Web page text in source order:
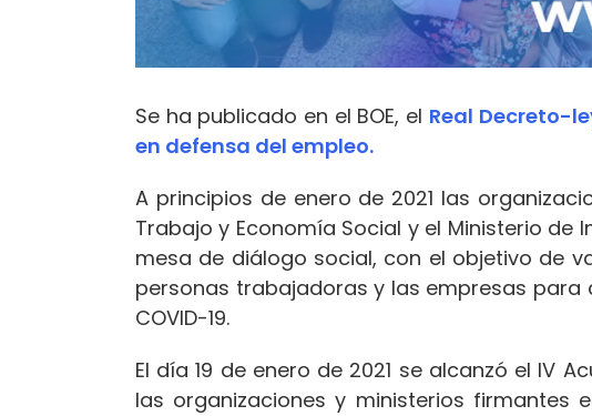
Se ha publicado en el BOE, el Real Decreto-
en defensa del empleo.
A principios de enero de 2021 las
Trabajo y Economía Social y el Ministerio de
mesa de diálogo social, con el objetivo de
personas trabajadoras y las empresas
COVID-19.
El día 19 de enero de 2021 se alcanzó el IV
las organizaciones y ministerios firmantes